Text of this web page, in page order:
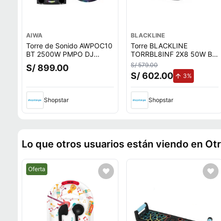
AIWA
Torre de Sonido AWPOC10
BT 2500W PMPO DJ
Fiesta
S/ 899.00
Shopstar
BLACKLINE
Torre BLACKLINE
TORRBL8INF 2X8 50W BT
S/ 579.00
S/ 602.00 3%
Shopstar
Lo que otros usuarios están viendo en
Mejor precio.
Oferta